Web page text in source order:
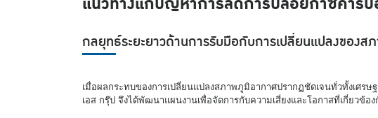
กลยุทธ์ระยะยาวด้านการรับมือกับการเปลี่ยนแปลงของ
เมื่อผลกระทบของการเปลี่ยนแปลงสภาพภูมิอากาศปรากฏชัดเจนทั่วทั้งเศร
เอส กรุ๊ป จึงได้พัฒนาแผนงานเพื่อจัดการกับความเสี่ยงและโอกาสที่เกี่ยวข้